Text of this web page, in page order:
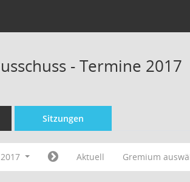
- Termine 2017
Sitzungen
2017 Aktuell Gremium